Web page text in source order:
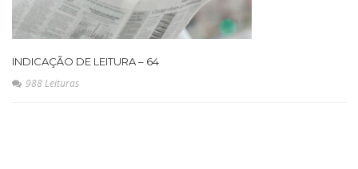
INDICAÇÃO DE LEITURA – 64
988 Leituras